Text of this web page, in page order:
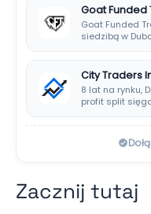
Goat Funded
Goat Funded
siedzibą w
City Traders
8 lat na rynku,
profit split
Zacznij tutaj